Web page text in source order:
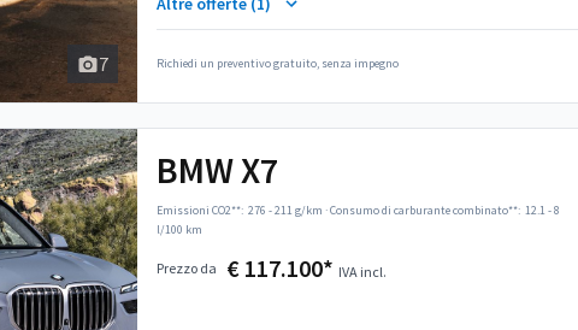
7 Richiedi un preventivo gratuito, senza impegno
BMW X7
Emissioni CO2**: 276 - 211 g/km ·Consumo di carburante combinato**: 12.1 - 8
l/100 km
Prezzo da € 117.100* IVA incl.